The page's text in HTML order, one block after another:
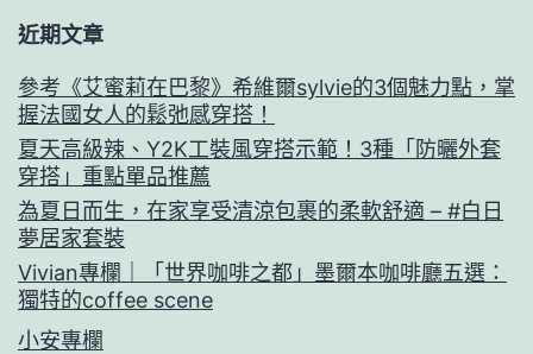
近期文章
參考《艾蜜莉在巴黎》希維爾sylvie的3個魅力點，掌
握法國女人的鬆弛感穿搭！
夏天高級辣、Y2K工裝風穿搭示範！3種「防曬外套
穿搭」重點單品推薦
為夏日而生，在家享受清涼包裹的柔軟舒適 – #白日
夢居家套裝
Vivian專欄｜「世界咖啡之都」墨爾本咖啡廳五選：
獨特的coffee scene
小安專欄